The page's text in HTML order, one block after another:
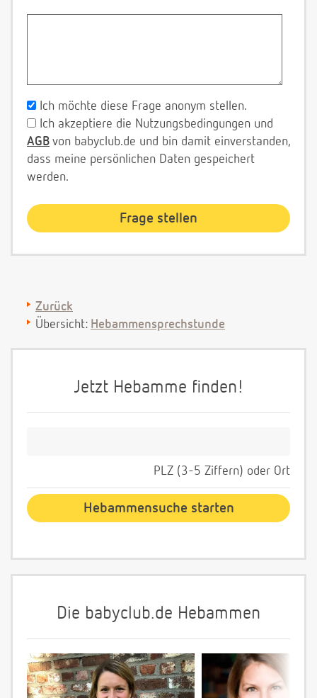
Ich möchte diese Frage anonym stellen.
Ich akzeptiere die Nutzungsbedingungen und
AGB von babyclub.de und bin damit einverstanden,
dass meine persönlichen Daten gespeichert
werden.
Zurück
Übersicht: Hebammensprechstunde
Jetzt Hebamme finden!
PLZ (3-5 Ziffern) oder Ort
Die babyclub.de Hebammen